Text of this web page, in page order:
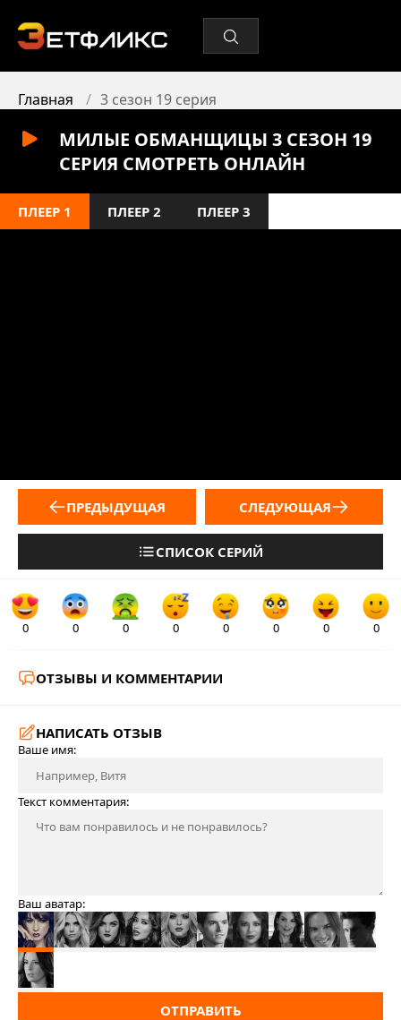
Главная 3 сезон 19 серия
МИЛЫЕ ОБМАНЩИЦЫ 3 СЕЗОН 19
СЕРИЯ СМОТРЕТЬ ОНЛАЙН
ПЛЕЕР 1 ПЛЕЕР 2 ПЛЕЕР 3
ПРЕДЫДУЩАЯ
СПИСОК СЕРИЙ
СЛЕДУЮЩАЯ
0 0 0 0 0 0 0 0
ОТЗЫВЫ И КОММЕНТАРИИ
НАПИСАТЬ ОТЗЫВ
Ваше имя:
Текст комментария:
Ваш аватар:
ОТПРАВИТЬ